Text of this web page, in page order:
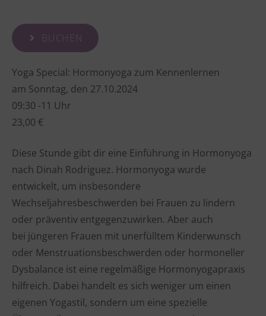
BUCHEN
Yoga Special: Hormonyoga zum Kennenlernen
am Sonntag, den 27.10.2024
09:30 -11 Uhr
23,00 €
Diese Stunde gibt dir eine Einführung in Hormonyoga
nach Dinah Rodriguez. Hormonyoga wurde
entwickelt, um insbesondere
Wechseljahresbeschwerden bei Frauen zu lindern
oder präventiv entgegenzuwirken. Aber auch
bei jüngeren Frauen mit unerfülltem Kinderwunsch
oder Menstruationsbeschwerden oder hormoneller
Dysbalance ist eine regelmäßige Hormonyogapraxis
hilfreich. Dabei handelt es sich weniger um einen
eigenen Yogastil, sondern um eine spezielle